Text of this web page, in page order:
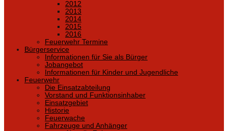
2012
2013
2014
2015
2016
Feuerwehr Termine
Bürgerservice
Informationen für Sie als Bürger
Jobangebot
Informationen für Kinder und Jugendliche
Feuerwehr
Die Einsatzabteilung
Vorstand und Funktionsinhaber
Einsatzgebiet
Historie
Feuerwache
Fahrzeuge und Anhänger